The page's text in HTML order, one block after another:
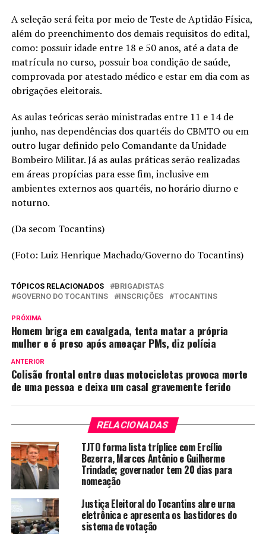
A seleção será feita por meio de Teste de Aptidão Física,
além do preenchimento dos demais requisitos do edital,
como: possuir idade entre 18 e 50 anos, até a data de
matrícula no curso, possuir boa condição de saúde,
comprovada por atestado médico e estar em dia com as
obrigações eleitorais.
As aulas teóricas serão ministradas entre 11 e 14 de
junho, nas dependências dos quartéis do CBMTO ou em
outro lugar definido pelo Comandante da Unidade
Bombeiro Militar. Já as aulas práticas serão realizadas
em áreas propícias para esse fim, inclusive em
ambientes externos aos quartéis, no horário diurno e
noturno.
(Da secom Tocantins)
(Foto: Luiz Henrique Machado/Governo do Tocantins)
TÓPICOS RELACIONADOS
BRIGADISTAS
GOVERNO DO TOCANTINS
INSCRIÇÕES TOCANTINS
PRÓXIMA
Homem briga em cavalgada, tenta matar a própria
mulher e é preso após ameaçar PMs, diz polícia
ANTERIOR
Colisão frontal entre duas motocicletas provoca morte
de uma pessoa e deixa um casal gravemente ferido
RELACIONADAS
TJTO forma lista tríplice com Ercílio
Bezerra, Marcos Antônio e Guilherme
Trindade; governador tem 20 dias para
nomeação
Justiça Eleitoral do Tocantins abre urna
eletrônica e apresenta os bastidores do
sistema de votação